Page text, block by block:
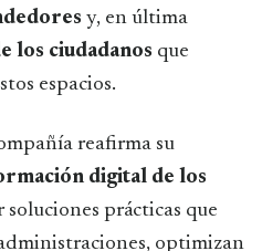
y, en última
los ciudadanos que
espacios.
reafirma su
digital de los
prácticas que
optimizan